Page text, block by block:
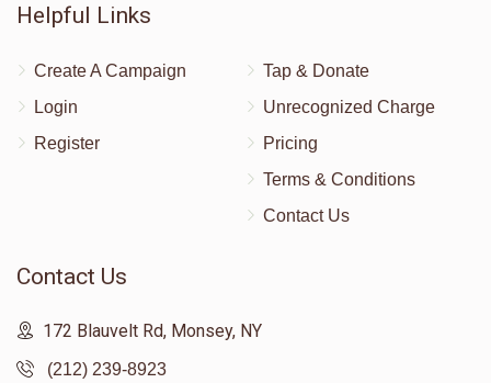
Helpful Links
Create A Campaign
Login
Register
Tap & Donate
Unrecognized Charge
Pricing
Terms & Conditions
Contact Us
Contact Us
172 Blauvelt Rd, Monsey, NY
(212) 239-8923